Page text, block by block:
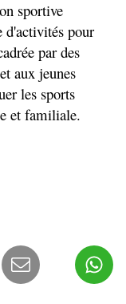
sportive
d'activités pour
par des
aux jeunes
les sports
et familiale.